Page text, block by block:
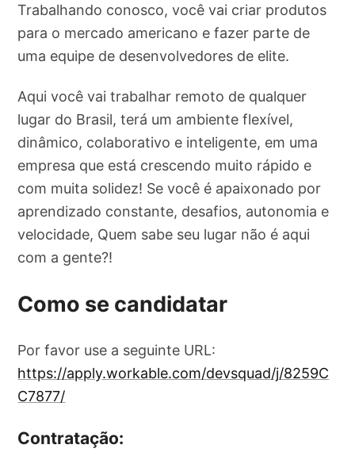
Trabalhando conosco, você vai criar produtos
para o mercado americano e fazer parte de
uma equipe de desenvolvedores de elite.
Aqui você vai trabalhar remoto de qualquer
lugar do Brasil, terá um ambiente flexível,
dinâmico, colaborativo e inteligente, em uma
empresa que está crescendo muito rápido e
com muita solidez! Se você é apaixonado por
aprendizado constante, desafios, autonomia e
velocidade, Quem sabe seu lugar não é aqui
com a gente?!
Como se candidatar
Por favor use a seguinte URL:
https://apply.workable.com/devsquad/j/8259C
C7877/
Contratação: